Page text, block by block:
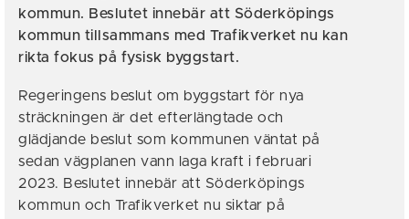
kommun. Beslutet innebär att Söderköpings
kommun tillsammans med Trafikverket nu kan
rikta fokus på fysisk byggstart.
Regeringens beslut om byggstart för nya
sträckningen är det efterlängtade och
glädjande beslut som kommunen väntat på
sedan vägplanen vann laga kraft i februari
2023. Beslutet innebär att Söderköpings
kommun och Trafikverket nu siktar på